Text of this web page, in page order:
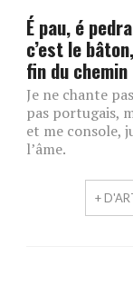
É pau, é
c’est le
fin du chemin
Je ne chante
pas portugais,
et me console,
l’âme.
+